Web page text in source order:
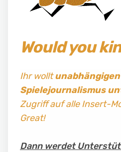
Would you
Ihr wolltunabhängigen
Spielejournalismus
Zugriff auf alle Insert-
Great!
Dann werdet